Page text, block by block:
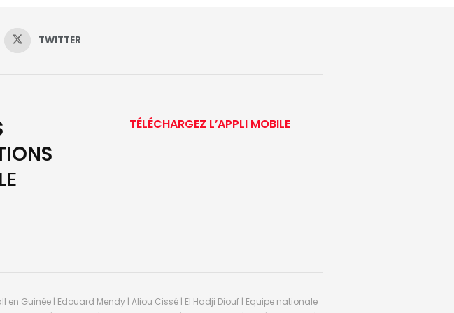
TWITTER
TÉLÉCHARGEZ L’APPLI MOBILE
Guinée | Edouard Mendy | Aliou Cissé | El Hadji Diouf | Equipe nationale